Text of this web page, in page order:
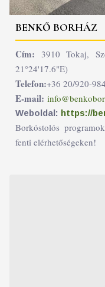
BENKŐ BORHÁZ
Cím: 3910 Tokaj,
21°24'17.6"E)
Telefon:+36 20/920-
E-mail:
Weboldal: https://
Borkóstolós
fenti elérhetőségeken!